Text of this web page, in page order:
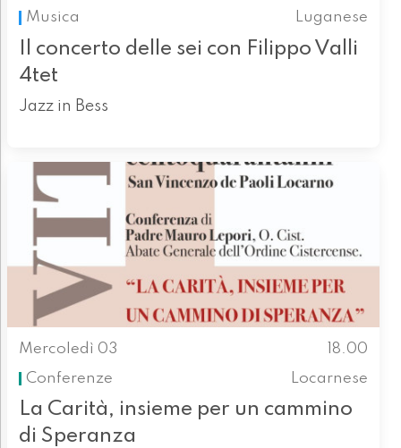
Musica Luganese
Il concerto delle sei con Filippo Valli
4tet
Jazz in Bess
Mercoledì 03
18.00
Conferenze
Locarnese
La Carità, insieme per un cammino
di Speranza